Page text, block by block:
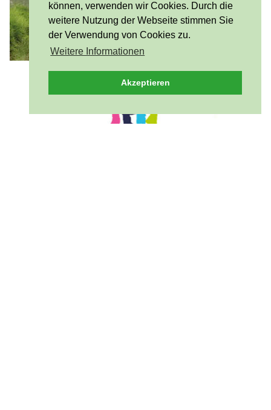
können, verwenden wir Cookies. Durch die
weitere Nutzung der Webseite stimmen Sie
der Verwendung von Cookies zu.
Weitere Informationen
Akzeptieren